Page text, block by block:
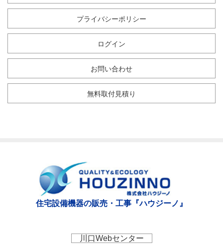
プライバシーポリシー
ログイン
お問い合わせ
無料取付見積り
住宅設備機器の販売・工事『ハウジーノ』
川口Webセンター